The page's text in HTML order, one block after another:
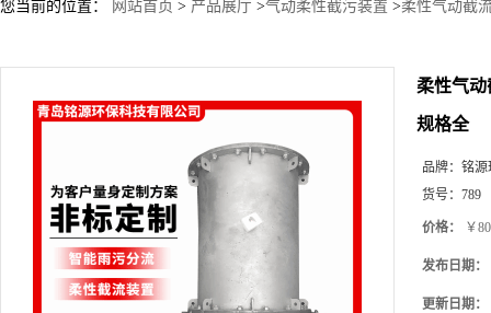
您当前的位置： 网站首页 > 产品展厅 >气动柔性截污装置 >柔性气动截
柔性气
规格全
品牌： 铭源
货号： 789
价格： ￥
发布日期：
更新日期：